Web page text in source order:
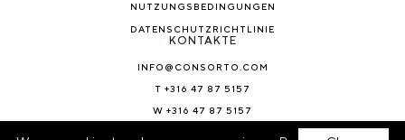
NUTZUNGSBEDINGUNGEN
DATENSCHUTZRICHTLINIE
KONTAKTE
INFO@CONSORTO.COM
T +316 47 87 5157
W +316 47 87 5157